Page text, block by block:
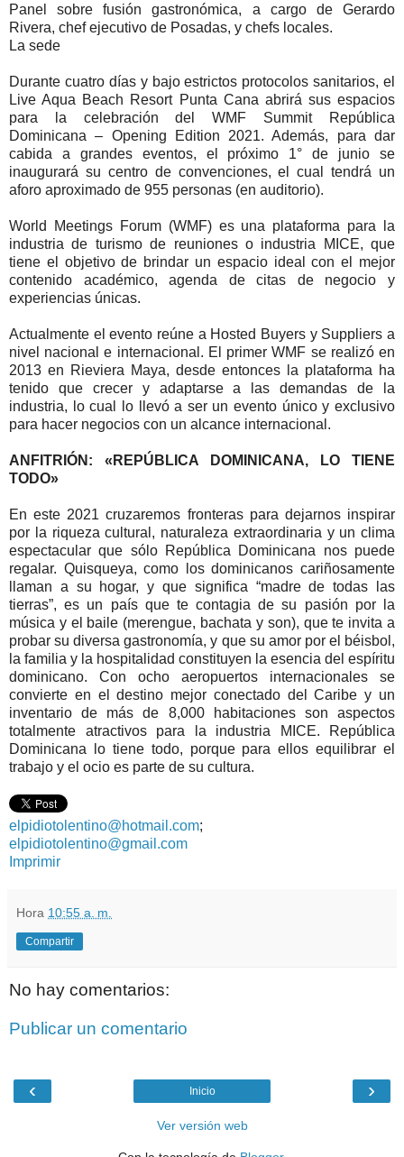
Panel sobre fusión gastronómica, a cargo de Gerardo
Rivera, chef ejecutivo de Posadas, y chefs locales.
La sede
Durante cuatro días y bajo estrictos protocolos sanitarios, el
Live Aqua Beach Resort Punta Cana abrirá sus espacios
para la celebración del WMF Summit República
Dominicana – Opening Edition 2021. Además, para dar
cabida a grandes eventos, el próximo 1° de junio se
inaugurará su centro de convenciones, el cual tendrá un
aforo aproximado de 955 personas (en auditorio).
World Meetings Forum (WMF) es una plataforma para la
industria de turismo de reuniones o industria MICE, que
tiene el objetivo de brindar un espacio ideal con el mejor
contenido académico, agenda de citas de negocio y
experiencias únicas.
Actualmente el evento reúne a Hosted Buyers y Suppliers a
nivel nacional e internacional. El primer WMF se realizó en
2013 en Rieviera Maya, desde entonces la plataforma ha
tenido que crecer y adaptarse a las demandas de la
industria, lo cual lo llevó a ser un evento único y exclusivo
para hacer negocios con un alcance internacional.
ANFITRIÓN: «REPÚBLICA DOMINICANA, LO TIENE
TODO»
En este 2021 cruzaremos fronteras para dejarnos inspirar
por la riqueza cultural, naturaleza extraordinaria y un clima
espectacular que sólo República Dominicana nos puede
regalar. Quisqueya, como los dominicanos cariñosamente
llaman a su hogar, y que significa “madre de todas las
tierras”, es un país que te contagia de su pasión por la
música y el baile (merengue, bachata y son), que te invita a
probar su diversa gastronomía, y que su amor por el béisbol,
la familia y la hospitalidad constituyen la esencia del espíritu
dominicano. Con ocho aeropuertos internacionales se
convierte en el destino mejor conectado del Caribe y un
inventario de más de 8,000 habitaciones son aspectos
totalmente atractivos para la industria MICE. República
Dominicana lo tiene todo, porque para ellos equilibrar el
trabajo y el ocio es parte de su cultura.
elpidiotolentino@hotmail.com;
elpidiotolentino@gmail.com
Imprimir
Hora 10:55 a. m.
Compartir
No hay comentarios:
Publicar un comentario
‹ ›
Inicio
Ver versión web